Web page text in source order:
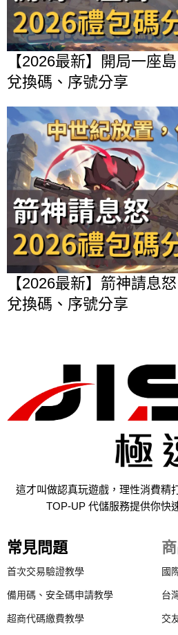
【2026最新】開局一座
兌換碼、序號分享
【2026最新】箭神請息
兌換碼、序號分享
這才叫做認真玩遊戲，理性消費精
TOP-UP 代儲服務提供你快
常見問題
首次交易驗證教學
備用碼、安全碼申請教學
超商代碼繳費教學
國
台
交